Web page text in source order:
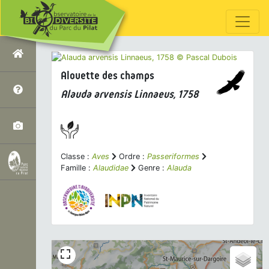
Alouette des champs
Alauda arvensisLinnaeus, 1758
Classe : Aves Ordre : Passeriformes
Famille : Alaudidae Genre : Alauda